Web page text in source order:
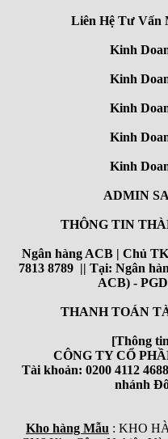
Liên Hệ Tư Vấn
Kinh
Kinh
Kinh
Kinh
Kinh
ADMIN
THÔNG TIN
Ngân hàng ACB | Chủ
7813 8789 || Tại: Ngân
ACB) -
THANH TOÁN
[Thông
CÔNG TY CỔ
Tài khoản: 0200 4112
nhánh
Kho hàng Mẫu : KHO